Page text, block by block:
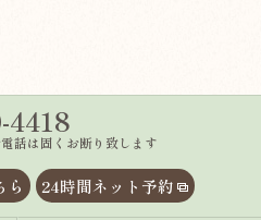
4418
話は固くお断り致します
ら 24時間ネット予約